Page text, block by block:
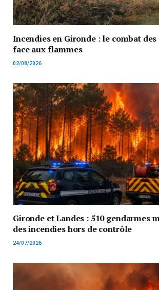
Incendies en Gironde : le combat
face aux flammes
02/08/2026
Gironde et Landes : 510 gendarmes
des incendies hors de contrôle
24/07/2026